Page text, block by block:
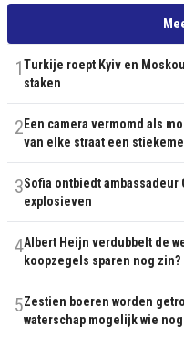
1Turkije roept Kyiv en
staken
2 Een camera vermomd als
van elke straat een
3Sofia ontbiedt ambassadeur
explosieven
4Albert Heijn verdubbelt de
koopzegels sparen nog zin?
5Zestien boeren worden
waterschap mogelijk wie